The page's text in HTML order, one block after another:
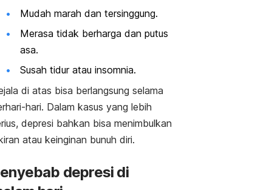
Mudah marah dan tersinggung.
Merasa tidak berharga dan putus
asa.
Susah tidur atau insomnia.
di atas bisa berlangsung selama
hari. Dalam kasus yang lebih
depresi bahkan bisa menimbulkan
atau keinginan bunuh diri.
depresi di